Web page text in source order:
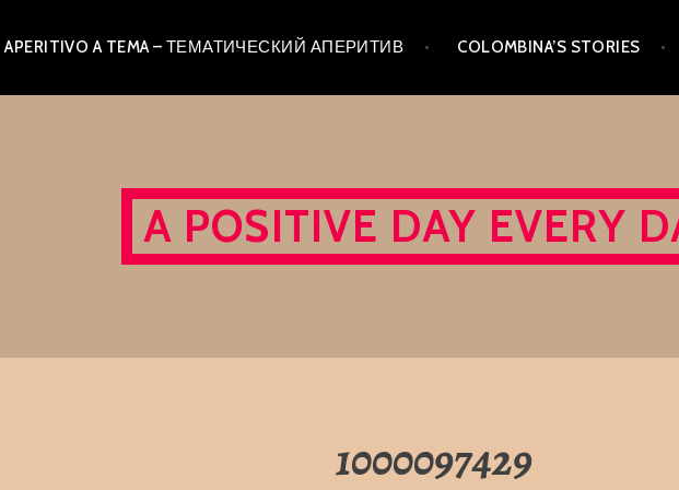
APERITIVO A TEMA – ТЕМАТИЧЕСКИЙ АПЕРИТИВ COLOMBINA’S STORIES
A POSITIVE DAY EVERY
1000097429